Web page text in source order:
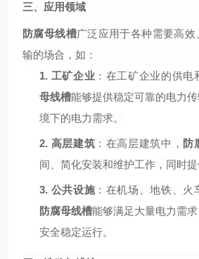
三、应用领域
防腐母线槽广泛应用于各种需要高
输的场合，如：
1. 工矿企业 ：在工矿企业的供电
母线槽能够提供稳定可靠的电力
境下的电力需求。
2. 高层建筑 ：在高层建筑中， 防
间、简化安装和维护工作，同时提
3. 公共设施 ：在机场、地铁、火
防腐母线槽能够满足大量电力需
安全稳定运行。